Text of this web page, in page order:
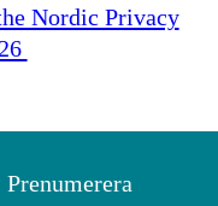
Nordic Privacy
Prenumerera